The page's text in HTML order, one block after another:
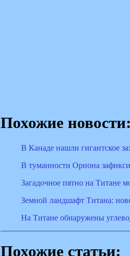
Похожие
В Канаде нашли гигантское
В туманности Ориона
Загадочное пятно на Титане
Земной ландшафт Титана:
На Титане обнаружены
Похожие статьи: